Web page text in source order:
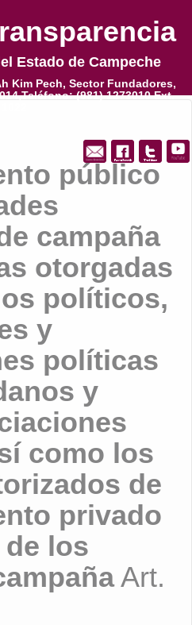
Estado de Campeche
Kim Pech, Sector Fundadores,
(981) 1273010 Ext.
Estado de Campeche
Kim Pech, Sector Fundadores,
(981) 1273010 Ext.
público
campaña
otorgadas
políticos,
y
políticas
y
como los
de
privado
los
Art.